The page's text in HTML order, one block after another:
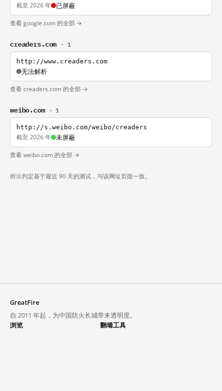
截至 2026 年 已屏蔽
查看 google.com 的全部 →
creaders.com · 1
http://www.creaders.com
无法解析
查看 creaders.com 的全部 →
weibo.com · 1
http://s.weibo.com/weibo/creaders
截至 2026 年 未屏蔽
查看 weibo.com 的全部 →
所示判定基于最近 90 天的测试，与该网址页面一致。
GreatFire
自 2011 年起，为中国防火长城带来透明度。
浏览
翻墙工具